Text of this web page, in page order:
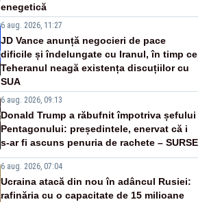
enegetică
6 aug. 2026, 11:27
JD Vance anunță negocieri de pace
dificile și îndelungate cu Iranul, în timp ce
Teheranul neagă existența discuțiilor cu
SUA
6 aug. 2026, 09:13
Donald Trump a răbufnit împotriva șefului
Pentagonului: președintele, enervat că i
s-ar fi ascuns penuria de rachete – SURSE
6 aug. 2026, 07:04
Ucraina atacă din nou în adâncul Rusiei:
rafinăria cu o capacitate de 15 milioane